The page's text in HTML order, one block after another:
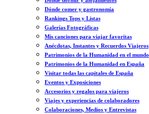
Dónde comer y gastronomía
Rankings Tops y Listas
Galerías Fotográficas
Mis canciones para viajar favoritas
Anécdotas, Instantes y Recuerdos Viajeros
Patrimonios de la Humanidad en el mundo
Patrimonios de la Humanidad en España
Visitar todas las capitales de España
Eventos y Exposiciones
Accesorios y regalos para viajeros
Viajes y experiencias de colaboradores
Colaboraciones, Medios y Entrevistas